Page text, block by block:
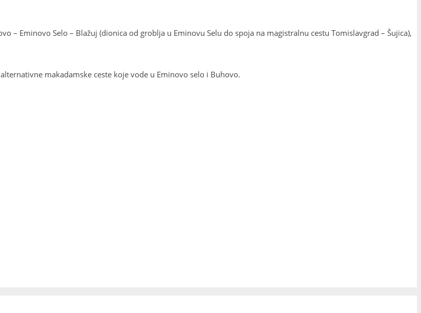
– Eminovo Selo – Blažuj (dionica od groblja u Eminovu Selu do spoja na magistralnu cestu Tomislavgrad – Šujica),
makadamske ceste koje vode u Eminovo selo i Buhovo.